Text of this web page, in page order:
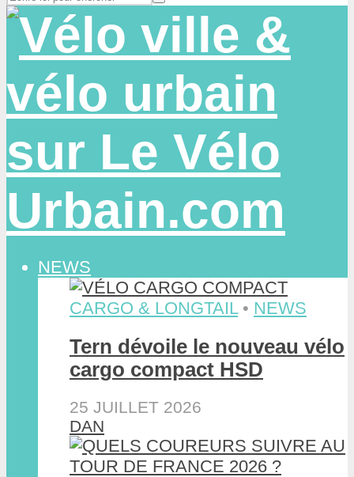
NEWS
CARGO & LONGTAIL • NEWS
Tern dévoile le nouveau vélo
cargo compact HSD
25 JUILLET 2026
DAN